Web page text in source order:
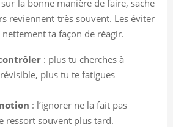
la bonne manière de faire, sache
reviennent très souvent. Les éviter
ta façon de réagir.
: plus tu cherches à
plus tu te fatigues
: l’ignorer ne la fait pas
ressort souvent plus tard.